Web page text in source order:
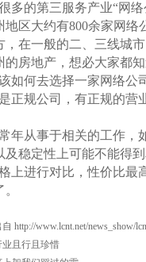
多的第三服务产业“网络
地区大约有800余家网
，在一般的二、三线城
的房地产，想必大家都
如何去选择一家网络公
正规公司，有正规的营
年从事于相关的工作，
稳定性上可能不能得到
上进行对比，性价比最
http://www.lcnt.net/news_show/
业且行且珍惜